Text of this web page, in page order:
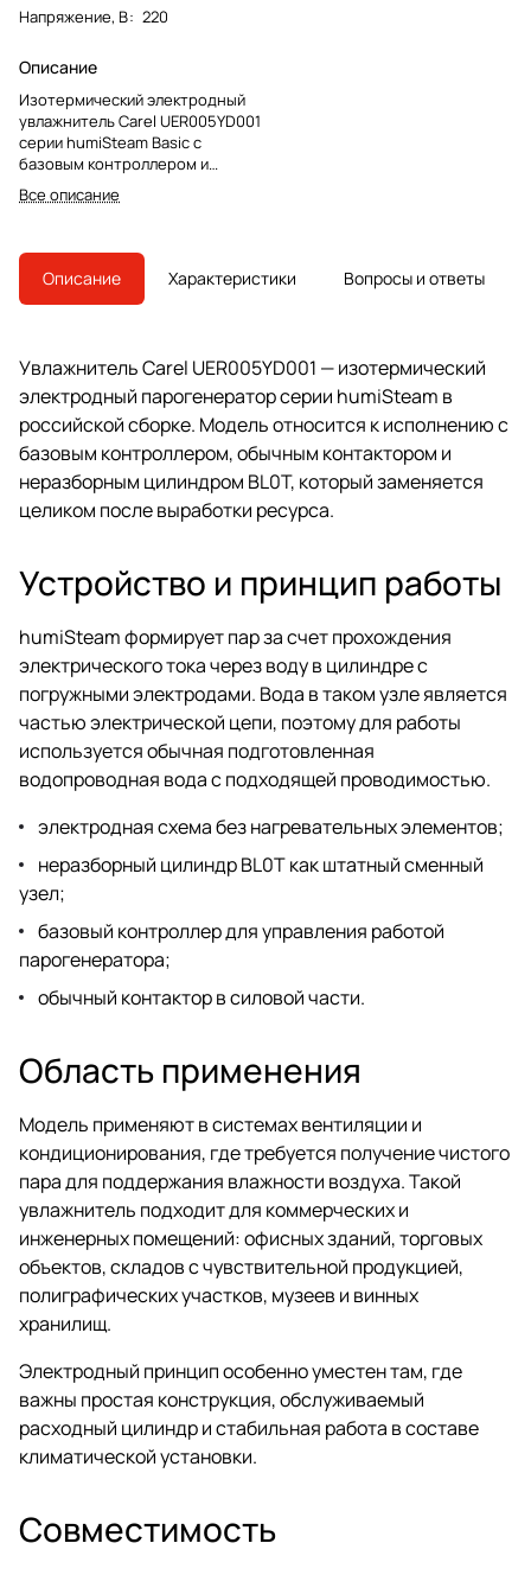
Напряжение, В: 220
Описание
Изотермический электродный
увлажнитель Carel UER005YD001
серии humiSteam Basic с
базовым контроллером и
неразборным цилиндром BL0T.
Модель снята с производства,
Все описание
Описание Характеристики Вопросы и ответы
Увлажнитель Carel UER005YD001 — изотермический
электродный парогенератор серии humiSteam в
российской сборке. Модель относится к исполнению с
базовым контроллером, обычным контактором и
неразборным цилиндром BL0T, который заменяется
целиком после выработки ресурса.
Устройство и принцип работы
humiSteam формирует пар за счет прохождения
электрического тока через воду в цилиндре с
погружными электродами. Вода в таком узле является
частью электрической цепи, поэтому для работы
используется обычная подготовленная
водопроводная вода с подходящей проводимостью.
электродная схема без нагревательных элементов;
неразборный цилиндр BL0T как штатный сменный
узел;
базовый контроллер для управления работой
парогенератора;
обычный контактор в силовой части.
Область применения
Модель применяют в системах вентиляции и
кондиционирования, где требуется получение чистого
пара для поддержания влажности воздуха. Такой
увлажнитель подходит для коммерческих и
инженерных помещений: офисных зданий, торговых
объектов, складов с чувствительной продукцией,
полиграфических участков, музеев и винных
хранилищ.
Электродный принцип особенно уместен там, где
важны простая конструкция, обслуживаемый
расходный цилиндр и стабильная работа в составе
климатической установки.
Совместимость